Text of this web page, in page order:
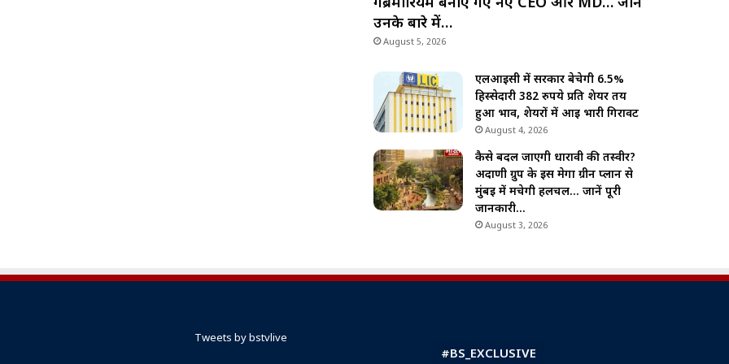
उनके बारे में…
August 5, 2026
एलआईसी में सरकार बेचेगी 6.5%
हिस्सेदारी 382 रुपये प्रति शेयर तय
हुआ भाव, शेयरों में आई भारी गिरावट
August 4, 2026
कैसे बदल जाएगी धारावी की तस्वीर?
अदाणी ग्रुप के इस मेगा ग्रीन प्लान से
मुंबई में मचेगी हलचल… जानें पूरी
जानकारी…
August 3, 2026
Tweets by bstvlive
#BS_EXCLUSIVE